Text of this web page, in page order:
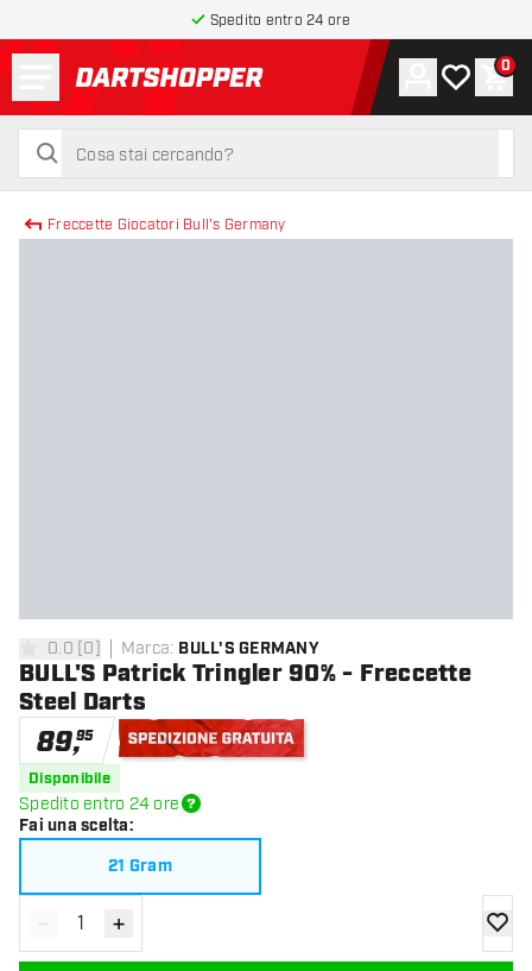
Spedito entro 24 ore
torna alla home page
cerca
cerca
Account
La mia0
Freccette Giocatori Bull's Germany
0 stelle di valutazione
0.0 [0] Marca: BULL'S GERMANY
BULL'S Patrick Tringler 90% - Freccette
Steel Darts
89,95
Disponibile
Spedito entro 24 ore
Fai una scelta:
21 Gram
Diminuisci quantità
- Aumenta quantità
+